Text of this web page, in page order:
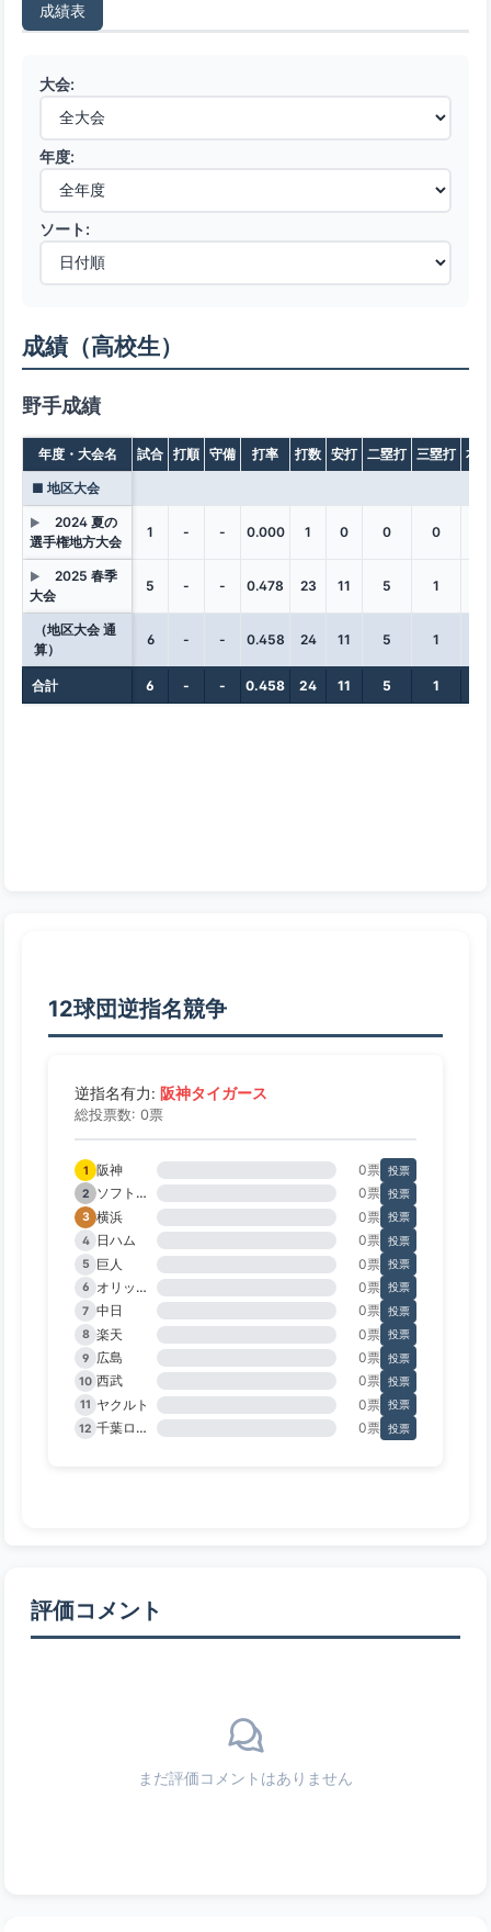
成績表
大会:
年度:
ソート:
成績（高校生）
野手成績
年度・大会名 試合 打順 守備 打率 打数 安打 二塁打 三塁打 本
■ 地区大会
▶
2024 夏の
選手権地方大会
1 - - 0.000 1 0 0 0
▶
2025 春季
大会
5 - - 0.478 23 11 5 1
（地区大会 通
算）
6 - - 0.458 24 11 5 1
合計 6 - - 0.458 24 11 5 1
12球団逆指名競争
逆指名有力: 阪神タイガース
総投票数: 0票
1 阪神 0票 投票
2
ソフトバンク 0票 投票
3 横浜 0票 投票
4
日ハム 0票 投票
5
巨人 0票 投票
6
オリックス 0票 投票
7 中日 0票 投票
8 楽天 0票 投票
9
広島 0票 投票
10 西武 0票 投票
11 ヤクルト 0票 投票
12
千葉ロッテ 0票 投票
評価コメント
まだ評価コメントはありません